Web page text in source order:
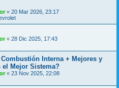
« 20 Mar 2026, 23:17
« 28 Dic 2025, 17:43
Interna + Mejores y
el Mejor Sistema?
« 23 Nov 2025, 22:08